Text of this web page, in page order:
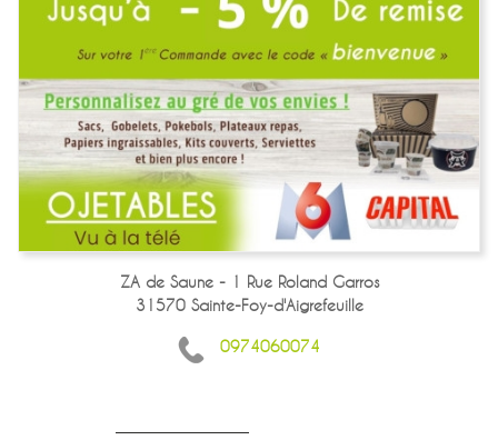
ZA de Saune - 1 Rue Roland Garros
31570 Sainte-Foy-d'Aigrefeuille
0974060074